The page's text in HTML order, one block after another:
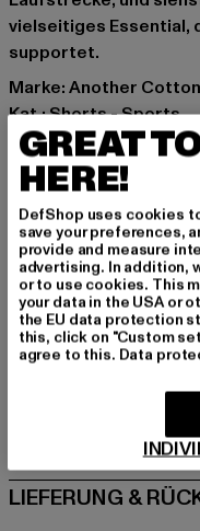
vielseitiges Essential,
supportet.
Marke: Another
Kat.: Shorts - Sports
Farbe: schwarz
Hersteller Farbe: black
Art.Nr: PD00012710-
Hersteller: Urban
Schanzenstraße 41 |
GRÖSSE &
PFLEGEHINWEISE
LIEFERUNG &
GREAT
HERE!
DefShop uses cookies
save your preferences,
provide and measure
advertising. In addition,
or to use cookies. This
your data in the USA or
the EU data protection
this, click on "Custom
agree to this. Data